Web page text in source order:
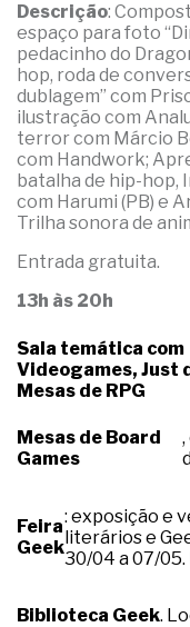
Descrição:
espaço para foto
pedacinho do
hop, roda de
dublagem” com
ilustração com
terror com Márcio
com Handwork;
batalha de hip-hop,
com Harumi (PB) e
Trilha sonora de
Entrada gratuita.
13h às 20h
Sala temática com
Videogames, Just
Mesas de RPG
Mesas de Board
Games
Feira
Geek
: exposição e
literários e
30/04 a 07/
Biblioteca Geek.